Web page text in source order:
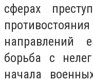
сферах
направлений
борьба с
начала